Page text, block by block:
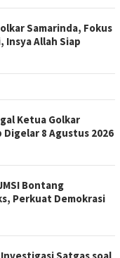
Samarinda, Fokus
Insya Allah Siap
Ketua Golkar
Digelar 8 Agustus 2026
Bontang
Perkuat Demokrasi